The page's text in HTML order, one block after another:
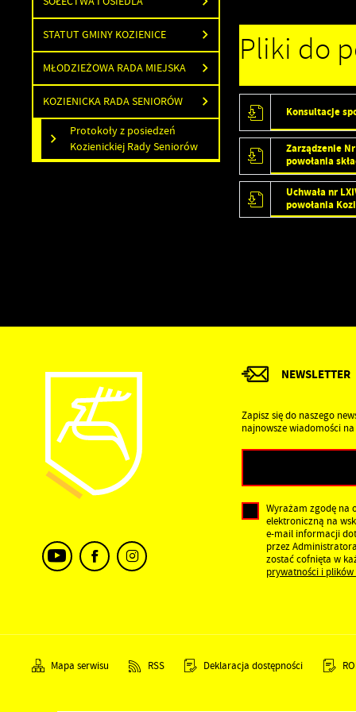
STATUT GMINY KOZIENICE
MŁODZIEŻOWA RADA MIEJSKA
KOZIENICKA RADA SENIORÓW
Protokoły z posiedzeń
Kozienickiej Rady Seniorów
Pliki do
Konsultacje
Zarządzenie
powołania
Uchwała nr
powołania
NEWSLETTER
Zapisz się do naszego
najnowsze wiadomości
Wyrażam zgodę na
elektroniczną na
e-mail informacji
przez
zostać cofnięta w
prywatności i plików
Mapa serwisu RSS Deklaracja dostępności